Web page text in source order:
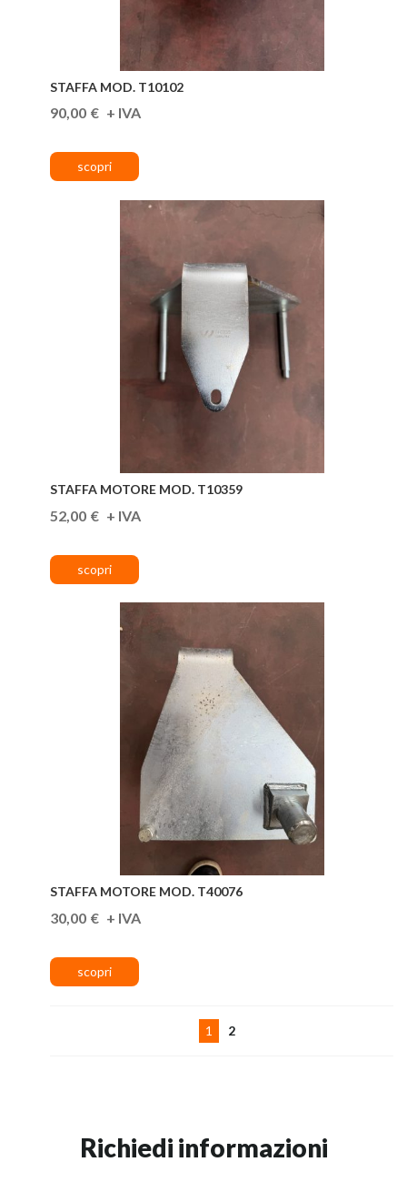
STAFFA MOD. T10102
90,00 €
STAFFA MOTORE MOD. T10359
52,00 €
STAFFA MOTORE MOD. T40076
30,00 €
1 2
Richiedi informazioni